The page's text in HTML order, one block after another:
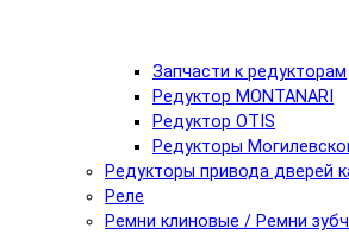
Запчасти к редукторам
Редуктор MONTANARI
Редуктор OTIS
Редукторы
Редукторы привода дверей
Реле
Ремни клиновые / Ремни